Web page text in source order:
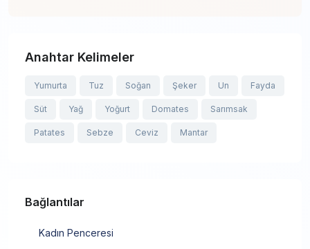
Anahtar Kelimeler
Yumurta Tuz Soğan Şeker Un Fayda
Süt Yağ Yoğurt Domates Sarımsak
Patates Sebze Ceviz Mantar
Bağlantılar
Kadın Penceresi